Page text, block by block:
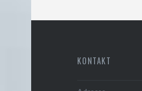
KONTAKT